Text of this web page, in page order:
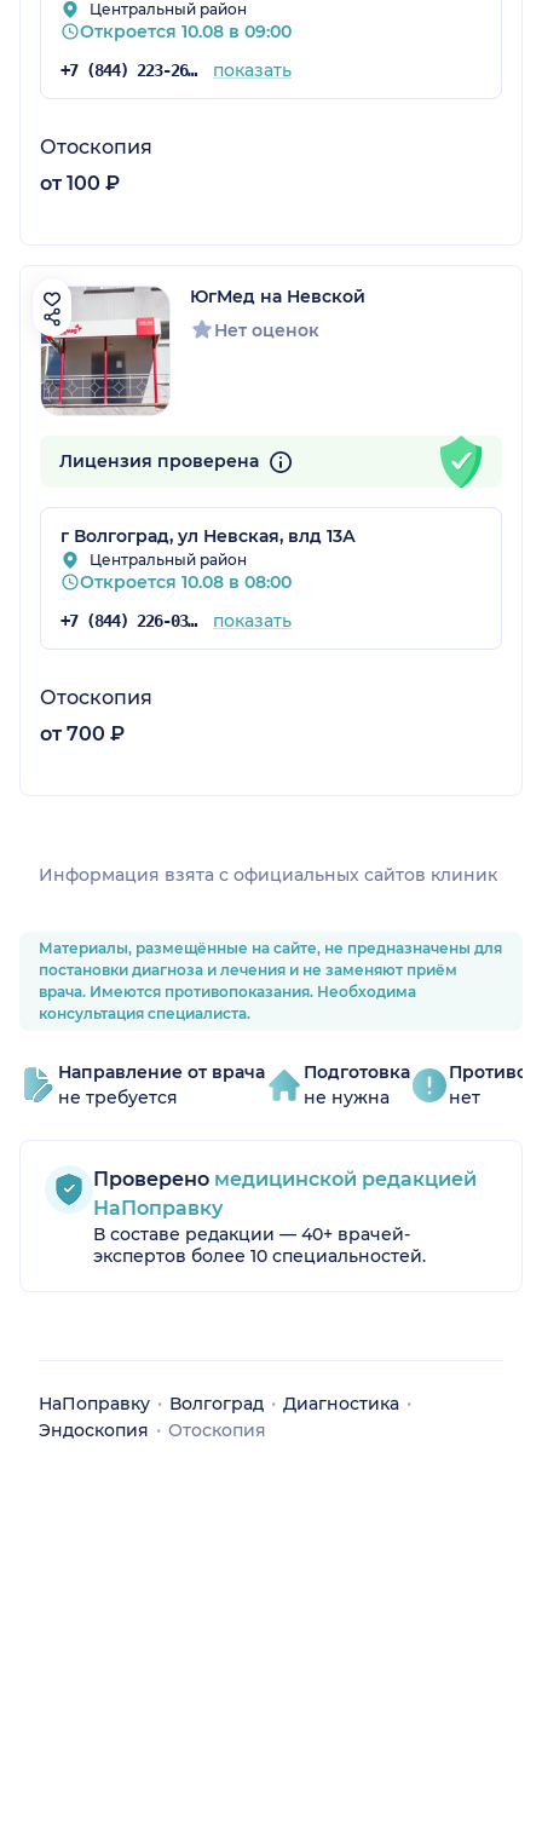
Центральный район
Откроется 10.08 в 09:00
+7 (844) 223-26-25 показать
Отоскопия
от 100 ₽
ЮгМед на Невской
Нет оценок
Лицензия проверена
г Волгоград, ул Невская, влд 13А
Центральный район
Откроется 10.08 в 08:00
+7 (844) 226-03-60 показать
Отоскопия
от 700 ₽
Информация взята c официальных сайтов клиник
Материалы, размещённые на сайте, не предназначены для
постановки диагноза и лечения и не заменяют приём
врача. Имеются противопоказания. Необходима
консультация специалиста.
Направление от врача
не требуется
Подготовка
не нужна
нет
Проверено медицинской редакцией
НаПоправку
В составе редакции — 40+ врачей-
экспертов более 10 специальностей.
НаПоправку Волгоград
Диагностика
Эндоскопия
Отоскопия